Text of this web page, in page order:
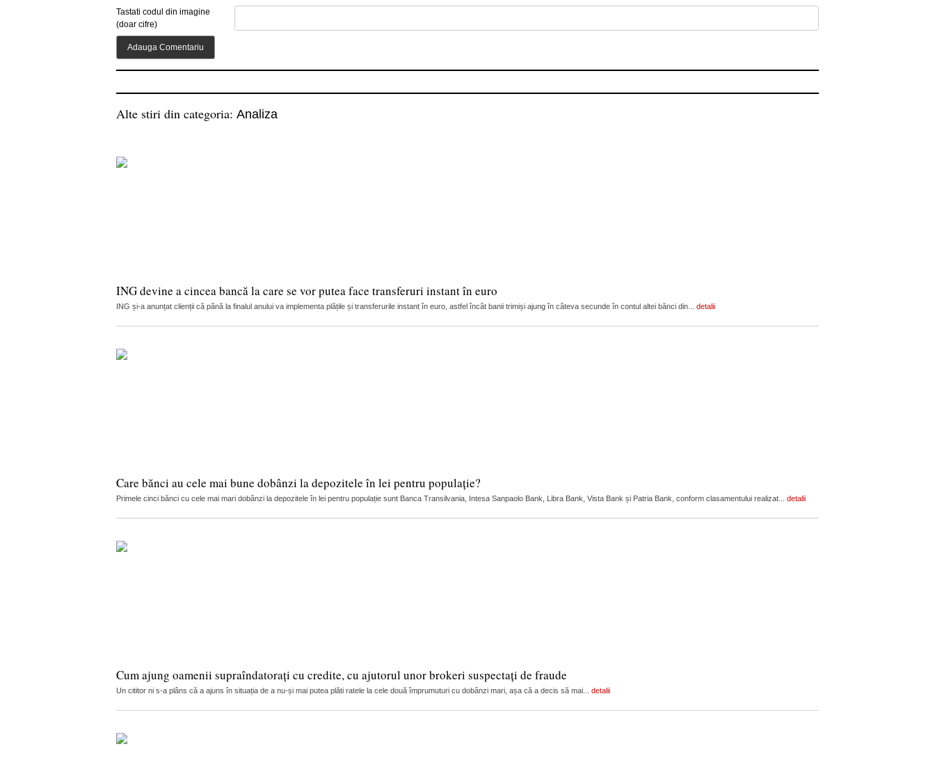
Tastati codul din imagine
(doar cifre)
Alte stiri din categoria: Analiza
ING devine a cincea bancă la care se vor putea face transferuri instant în euro
ING și-a anunțat clienții că până la finalul anului va implementa plățile și transferurile instant în euro, astfel încât banii trimiși ajung în câteva secunde în contul altei bănci din... detalii
Care bănci au cele mai bune dobânzi la depozitele în lei pentru populație?
Primele cinci bănci cu cele mai mari dobânzi la depozitele în lei pentru populație sunt Banca Transilvania, Intesa Sanpaolo Bank, Libra Bank, Vista Bank și Patria Bank, conform clasamentului realizat... detalii
Cum ajung oamenii supraîndatorați cu credite, cu ajutorul unor brokeri suspectați de fraude
Un cititor ni s-a plâns că a ajuns în situația de a nu-și mai putea plăti ratele la cele două împrumuturi cu dobânzi mari, așa că a decis să mai... detalii